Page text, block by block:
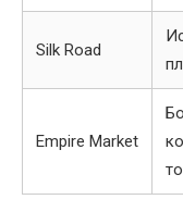
Silk Road
Empire Market